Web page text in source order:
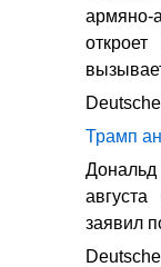
Трамп
заявил